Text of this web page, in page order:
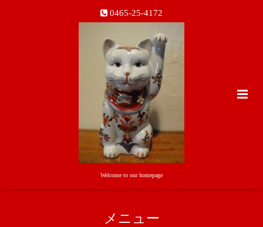
0465-25-4172
Welcome to our homepage
メニュー